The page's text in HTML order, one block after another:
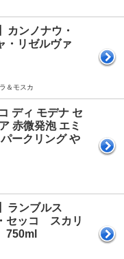
カンノナウ・
・リゼルヴァ
＆モスカ
ディ モデナ セ
赤微発泡 エミ
ークリング や
ランブルス
セッコ スカリ
750ml